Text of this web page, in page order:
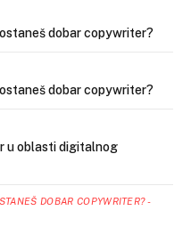
dobar copywriter?
dobar copywriter?
u oblasti digitalnog
DOBAR COPYWRITER? -